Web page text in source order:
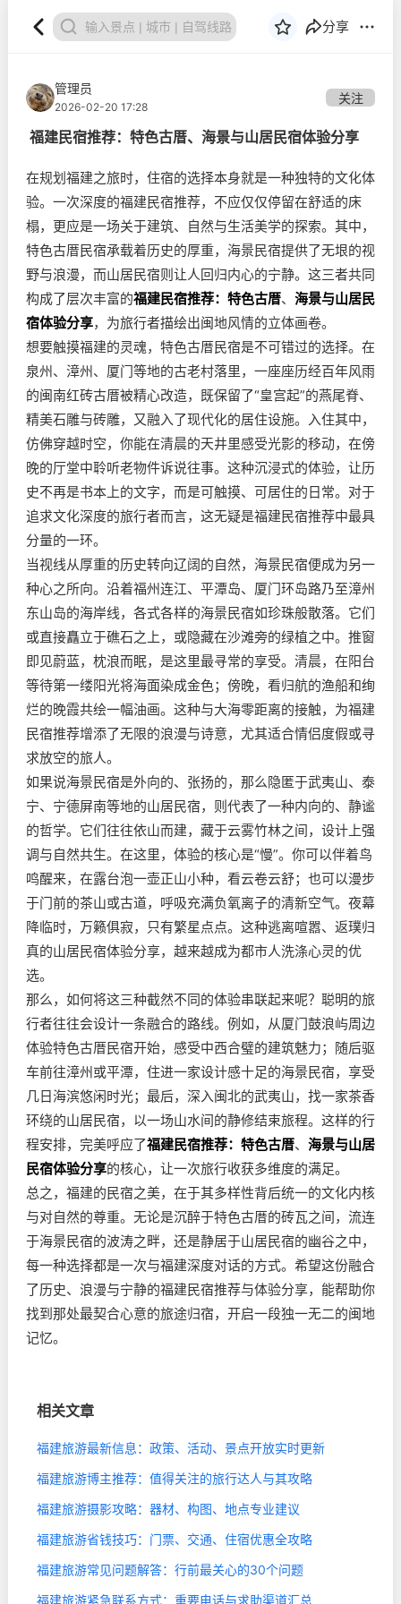
分享
管理员
2026-02-20 17:28
关注
福建民宿推荐：特色古厝、海景与山居民宿体验分享
在规划福建之旅时，住宿的选择本身就是一种独特的文化体
验。一次深度的福建民宿推荐，不应仅仅停留在舒适的床
榻，更应是一场关于建筑、自然与生活美学的探索。其中，
特色古厝民宿承载着历史的厚重，海景民宿提供了无垠的视
野与浪漫，而山居民宿则让人回归内心的宁静。这三者共同
构成了层次丰富的福建民宿推荐：特色古厝、 海景与山居民
宿体验分享，为旅行者描绘出闽地风情的立体画卷。
想要触摸福建的灵魂，特色古厝民宿是不可错过的选择。在
泉州、漳州、厦门等地的古老村落里，一座座历经百年风雨
的闽南红砖古厝被精心改造，既保留了“皇宫起”的燕尾脊、
精美石雕与砖雕，又融入了现代化的居住设施。入住其中，
仿佛穿越时空，你能在清晨的天井里感受光影的移动，在傍
晚的厅堂中聆听老物件诉说往事。这种沉浸式的体验，让历
史不再是书本上的文字，而是可触摸、可居住的日常。对于
追求文化深度的旅行者而言，这无疑是福建民宿推荐中最具
分量的一环。
当视线从厚重的历史转向辽阔的自然，海景民宿便成为另一
种心之所向。沿着福州连江、平潭岛、厦门环岛路乃至漳州
东山岛的海岸线，各式各样的海景民宿如珍珠般散落。它们
或直接矗立于礁石之上，或隐藏在沙滩旁的绿植之中。推窗
即见蔚蓝，枕浪而眠，是这里最寻常的享受。清晨，在阳台
等待第一缕阳光将海面染成金色；傍晚，看归航的渔船和绚
烂的晚霞共绘一幅油画。这种与大海零距离的接触，为福建
民宿推荐增添了无限的浪漫与诗意，尤其适合情侣度假或寻
求放空的旅人。
如果说海景民宿是外向的、张扬的，那么隐匿于武夷山、泰
宁、宁德屏南等地的山居民宿，则代表了一种内向的、静谧
的哲学。它们往往依山而建，藏于云雾竹林之间，设计上强
调与自然共生。在这里，体验的核心是“慢”。你可以伴着鸟
鸣醒来，在露台泡一壶正山小种，看云卷云舒；也可以漫步
于门前的茶山或古道，呼吸充满负氧离子的清新空气。夜幕
降临时，万籁俱寂，只有繁星点点。这种逃离喧嚣、返璞归
真的山居民宿体验分享，越来越成为都市人洗涤心灵的优
选。
那么，如何将这三种截然不同的体验串联起来呢？聪明的旅
行者往往会设计一条融合的路线。例如，从厦门鼓浪屿周边
体验特色古厝民宿开始，感受中西合璧的建筑魅力；随后驱
车前往漳州或平潭，住进一家设计感十足的海景民宿，享受
几日海滨悠闲时光；最后，深入闽北的武夷山，找一家茶香
环绕的山居民宿，以一场山水间的静修结束旅程。这样的行
程安排，完美呼应了福建民宿推荐：特色古厝、 海景与山居
民宿体验分享的核心，让一次旅行收获多维度的满足。
总之，福建的民宿之美，在于其多样性背后统一的文化内核
与对自然的尊重。无论是沉醉于特色古厝的砖瓦之间，流连
于海景民宿的波涛之畔，还是静居于山居民宿的幽谷之中，
每一种选择都是一次与福建深度对话的方式。希望这份融合
了历史、浪漫与宁静的福建民宿推荐与体验分享，能帮助你
找到那处最契合心意的旅途归宿，开启一段独一无二的闽地
记忆。
相关文章
福建旅游最新信息：政策、活动、景点开放实时更新
福建旅游博主推荐：值得关注的旅行达人与其攻略
福建旅游摄影攻略：器材、构图、地点专业建议
福建旅游省钱技巧：门票、交通、住宿优惠全攻略
福建旅游常见问题解答：行前最关心的30个问题
福建旅游紧急联系方式：重要电话与求助渠道汇总